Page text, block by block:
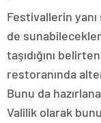
Festivallerin
de
taşıdığını
restoranında
Bunu da
Valilik olarak